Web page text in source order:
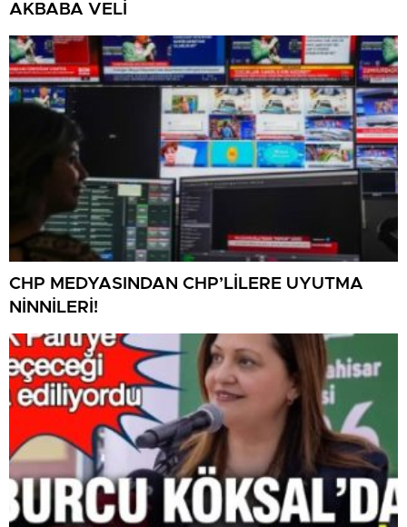
AKBABA VELİ
CHP MEDYASINDAN CHP’LİLERE UYUTMA
NİNNİLERİ!